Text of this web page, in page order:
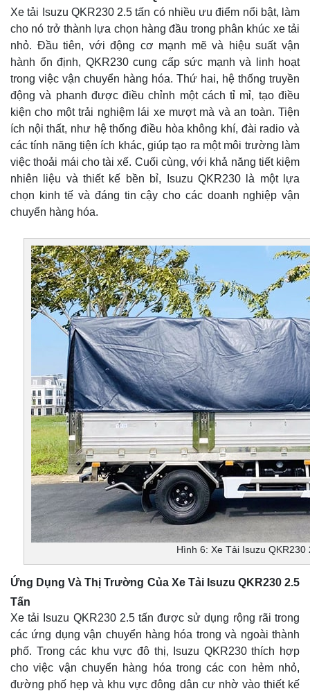
Xe tải Isuzu QKR230 2.5 tấn có nhiều ưu điểm nổi bật, làm
cho nó trở thành lựa chọn hàng đầu trong phân khúc xe tải
nhỏ. Đầu tiên, với động cơ mạnh mẽ và hiệu suất vận
hành ổn định, QKR230 cung cấp sức mạnh và linh hoạt
trong việc vận chuyển hàng hóa. Thứ hai, hệ thống truyền
động và phanh được điều chỉnh một cách tỉ mỉ, tạo điều
kiện cho một trải nghiệm lái xe mượt mà và an toàn. Tiện
ích nội thất, như hệ thống điều hòa không khí, đài radio và
các tính năng tiện ích khác, giúp tạo ra một môi trường làm
việc thoải mái cho tài xế. Cuối cùng, với khả năng tiết kiệm
nhiên liệu và thiết kế bền bỉ, Isuzu QKR230 là một lựa
chọn kinh tế và đáng tin cậy cho các doanh nghiệp vận
chuyển hàng hóa.
Hình 6: Xe Tải Isuzu QKR230
Ứng Dụng Và Thị Trường Của Xe Tải Isuzu QKR230 2.5
Tấn
Xe tải Isuzu QKR230 2.5 tấn được sử dụng rộng rãi trong
các ứng dụng vận chuyển hàng hóa trong và ngoài thành
phố. Trong các khu vực đô thị, Isuzu QKR230 thích hợp
cho việc vận chuyển hàng hóa trong các con hẻm nhỏ,
đường phố hẹp và khu vực đông dân cư nhờ vào thiết kế